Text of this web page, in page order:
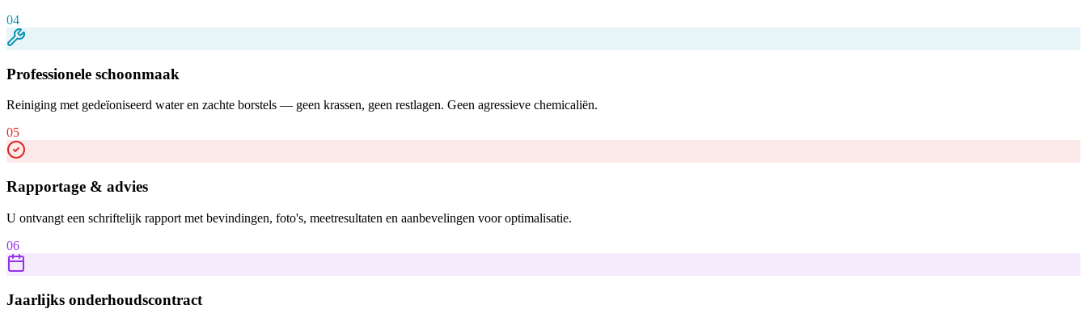
04
Professionele schoonmaak
Reiniging met gedeïoniseerd water en zachte borstels — geen krassen, geen restlagen. Geen agressieve chemicaliën.
05
Rapportage & advies
U ontvangt een schriftelijk rapport met bevindingen, foto's, meetresultaten en aanbevelingen voor optimalisatie.
06
Jaarlijks onderhoudscontract